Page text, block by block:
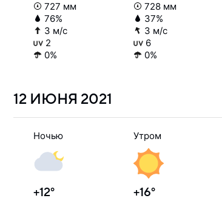
727 мм
76%
3 м/с
2
0%
728 мм
37%
3 м/с
6
0%
12 ИЮНЯ 2021
Ночью
+12°
Утром
+16°